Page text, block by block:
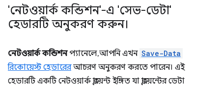
'নেটওয়ার্ক কন্ডিশন'-এ 'সেভ-ডেটা'
হেডারটি অনুকরণ করুন।
নেটওয়ার্ক কন্ডিশনপ্যানেলে, আপনি এখন Save-Data
রিকোয়েস্ট হেডারেরআচরণ অনুকরণ করতে পারেন। এই
হেডারটি একটি নেটওয়ার্ক ক্লায়েন্ট ইঙ্গিত যা ক্লায়েন্টের ডেটা